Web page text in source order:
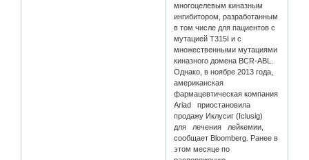
многоцелевым киназным
ингибитором, разработанным
в том числе для пациентов с
мутацией T315I и с
множественными мутациями
киназного домена BCR-ABL.
Однако, в ноябре 2013 года,
американская
фармацевтическая компания
Ariad приостановила
продажу Иклусиг (Iclusig)
для лечения лейкемии,
сообщает Bloomberg. Ранее в
этом месяце по